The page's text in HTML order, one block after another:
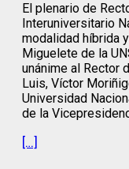
El plenario de
Interuniversitario
modalidad híbrida
Miguelete de la
unánime al Rector
Luis, Víctor
Universidad
de la
[…]